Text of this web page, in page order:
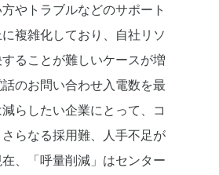
やトラブルなどのサポート
複雑化しており、自社リソ
ることが難しいケースが増
のお問い合わせ入電数を最
らしたい企業にとって、コ
らなる採用難、人手不足が
、「呼量削減」はセンター